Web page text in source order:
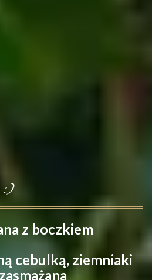
:)
z boczkiem
cebulką, ziemniaki